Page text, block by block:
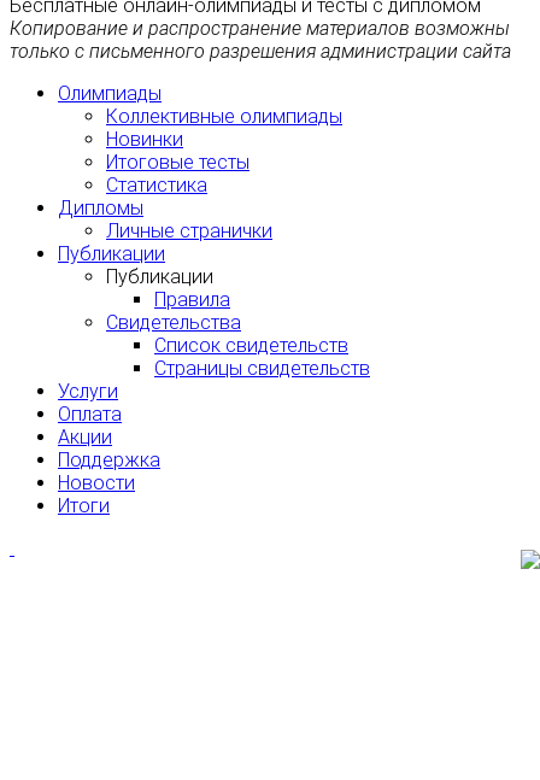
Бесплатные онлайн-олимпиады и тесты с дипломом
Копирование и распространение материалов возможны
только с письменного разрешения администрации сайта
Олимпиады
Коллективные олимпиады
Новинки
Итоговые тесты
Статистика
Дипломы
Личные странички
Публикации
Публикации
Правила
Свидетельства
Список свидетельств
Страницы свидетельств
Услуги
Оплата
Акции
Поддержка
Новости
Итоги